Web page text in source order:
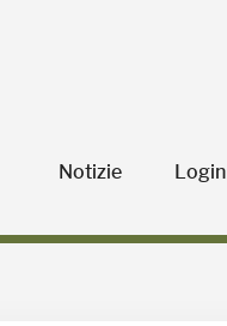
Notizie Login